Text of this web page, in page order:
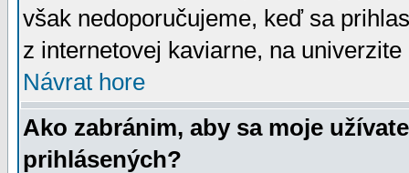
však nedoporučujeme, keď sa
z internetovej kaviarne, na univerzite
Návrat hore
Ako zabránim, aby sa moje
prihlásených?